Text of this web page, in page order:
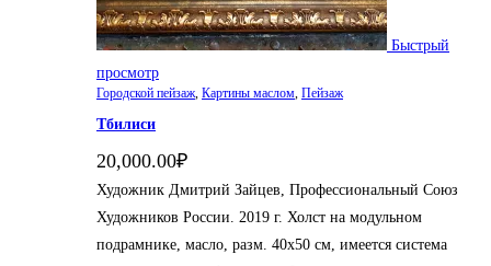
Быстрый
просмотр
Городской пейзаж, Картины маслом, Пейзаж
Тбилиси
20,000.00₽
Художник Дмитрий Зайцев, Профессиональный Союз
Художников России. 2019 г. Холст на модульном
подрамнике, масло, разм. 40х50 см, имеется система